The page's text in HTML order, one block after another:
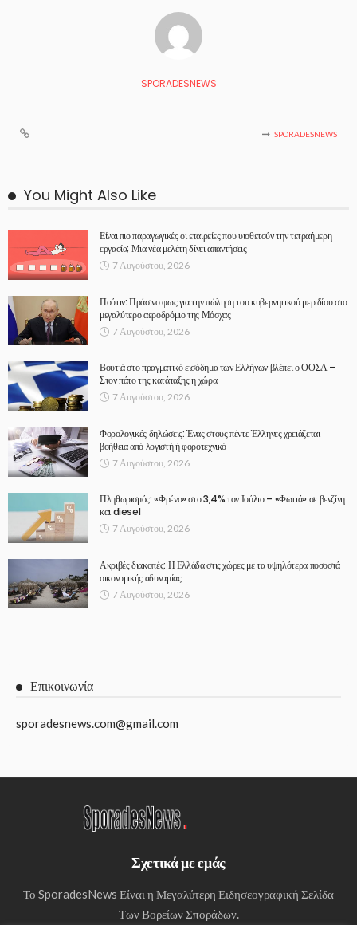
SPORADESNEWS
SPORADESNEWS
You Might Also Like
Είναι πιο παραγωγικές οι εταιρείες που υιοθετούν την τετραήμερη
εργασία; Μια νέα μελέτη δίνει απαντήσεις
7 Αυγούστου, 2026
Πούτιν: Πράσινο φως για την πώληση του κυβερνητικού μεριδίου στο
μεγαλύτερο αεροδρόμιο της Μόσχας
7 Αυγούστου, 2026
Βουτιά στο πραγματικό εισόδημα των Ελλήνων βλέπει ο ΟΟΣΑ –
Στον πάτο της κατάταξης η χώρα
7 Αυγούστου, 2026
Φορολογικές δηλώσεις: Ένας στους πέντε Έλληνες χρειάζεται
βοήθεια από λογιστή ή φοροτεχνικό
7 Αυγούστου, 2026
Πληθωρισμός: «Φρένο» στο 3,4% τον Ιούλιο – «Φωτιά» σε βενζίνη
και diesel
7 Αυγούστου, 2026
Ακριβές διακοπές: Η Ελλάδα στις χώρες με τα υψηλότερα ποσοστά
οικονομικής αδυναμίας
7 Αυγούστου, 2026
Επικοινωνία
sporadesnews.com@gmail.com
Σχετικά με εμάς
Το SporadesNews Είναι η Μεγαλύτερη Ειδησεογραφική Σελίδα
Των Βορείων Σποράδων.